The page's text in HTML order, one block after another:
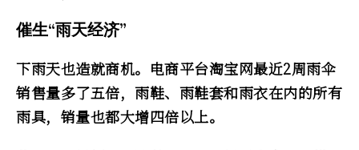
催生“雨天经济”
下雨天也造就商机。电商平台淘宝网最近2周雨伞
销售量多了五倍，雨鞋、雨鞋套和雨衣在内的所有
雨具，销量也都大增四倍以上。